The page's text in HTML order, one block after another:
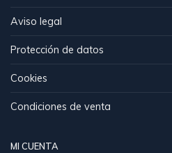
Aviso legal
Protección de datos
Cookies
Condiciones de venta
MI CUENTA